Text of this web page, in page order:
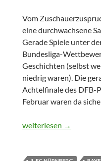
Vom
eine durchwachsene
Gerade Spiele unter
Bundesliga-
Geschichten (selbst
niedrig waren). Die
Achtelfinale des DFB-
Februar waren da
Bilanzen vom Rande
weiterlesen →